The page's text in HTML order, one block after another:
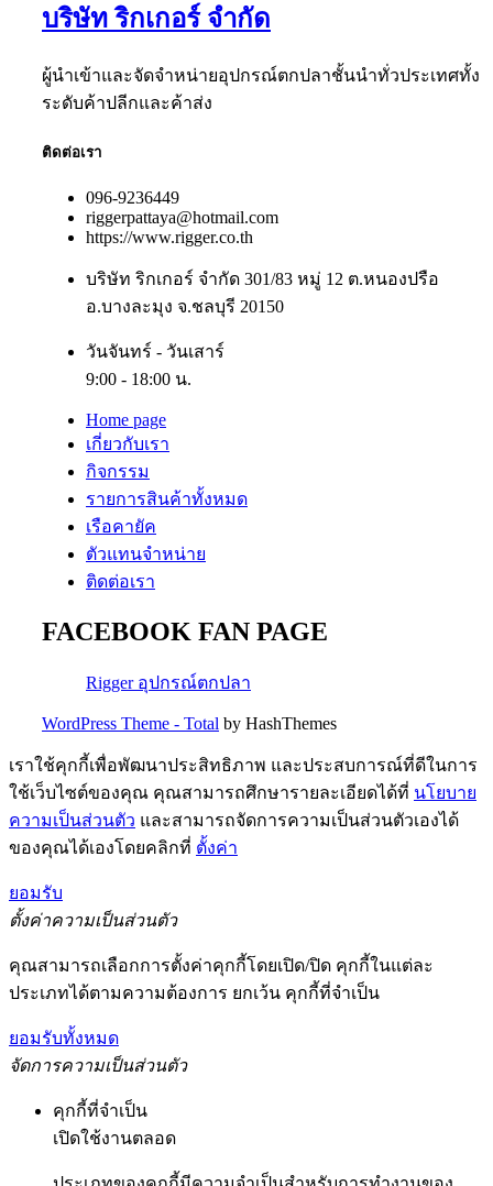
บริษัท ริกเกอร์ จำกัด
ผู้นำเข้าและจัดจำหน่ายอุปกรณ์ตกปลาชั้นนำทั่วประเทศทั้ง
ระดับค้าปลีกและค้าส่ง
ติดต่อเรา
096-9236449
riggerpattaya@hotmail.com
https://www.rigger.co.th
บริษัท ริกเกอร์ จำกัด 301/83 หมู่ 12 ต.หนองปรือ
อ.บางละมุง จ.ชลบุรี 20150
วันจันทร์ - วันเสาร์
9:00 - 18:00 น.
Home page
เกี่ยวกับเรา
กิจกรรม
รายการสินค้าทั้งหมด
เรือคายัค
ตัวแทนจำหน่าย
ติดต่อเรา
FACEBOOK FAN PAGE
Rigger อุปกรณ์ตกปลา
WordPress Theme - Total by HashThemes
เราใช้คุกกี้เพื่อพัฒนาประสิทธิภาพ และประสบการณ์ที่ดีในการ
ใช้เว็บไซต์ของคุณ คุณสามารถศึกษารายละเอียดได้ที่ นโยบาย
ความเป็นส่วนตัว และสามารถจัดการความเป็นส่วนตัวเองได้
ของคุณได้เองโดยคลิกที่ ตั้งค่า
ยอมรับ
ตั้งค่าความเป็นส่วนตัว
คุณสามารถเลือกการตั้งค่าคุกกี้โดยเปิด/ปิด คุกกี้ในแต่ละ
ประเภทได้ตามความต้องการ ยกเว้น คุกกี้ที่จำเป็น
ยอมรับทั้งหมด
จัดการความเป็นส่วนตัว
คุกกี้ที่จำเป็น
เปิดใช้งานตลอด